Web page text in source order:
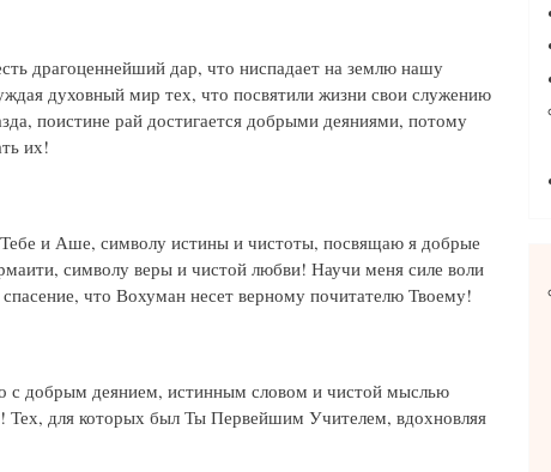
драгоценнейший дар, что ниспадает на землю нашу
духовный мир тех, что посвятили жизни свои служению
поистине рай достигается добрыми деяниями, потому
их!
и Аше, символу истины и чистоты, посвящаю я добрые
символу веры и чистой любви! Научи меня силе воли
что Вохуман несет верному почитателю Твоему!
с добрым деянием, истинным словом и чистой мыслью
Тех, для которых был Ты Первейшим Учителем, вдохновляя